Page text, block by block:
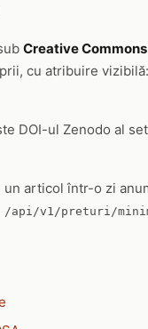
Creative
cu atribuire vizibilă:
DOI-ul Zenodo al
articol într-o zi
/api/v1/preturi/